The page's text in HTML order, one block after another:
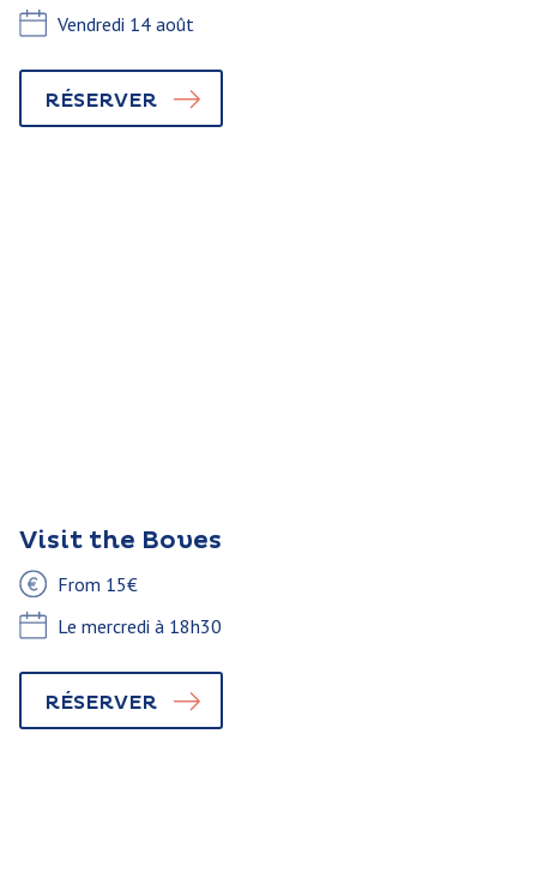
Vendredi 14 août
RÉSERVER
Visit the Boves
From 15€
Le mercredi à 18h30
RÉSERVER